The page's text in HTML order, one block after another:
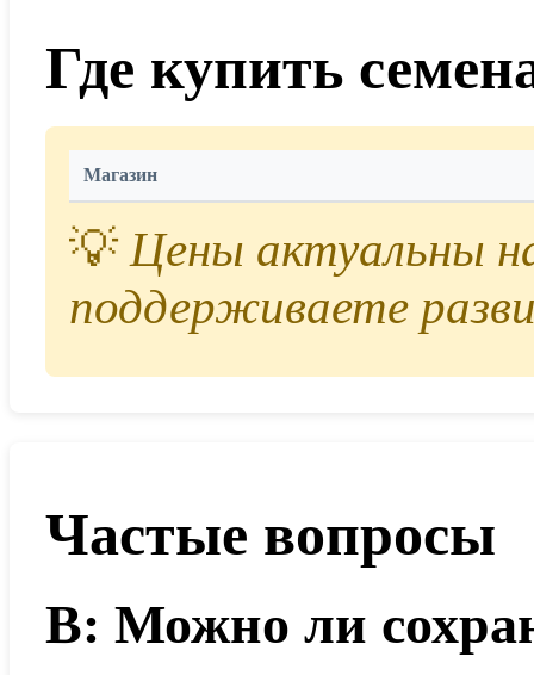
Где купить
Магазин
💡Цены актуальны
поддерживаете
Частые вопросы
В: Можно ли